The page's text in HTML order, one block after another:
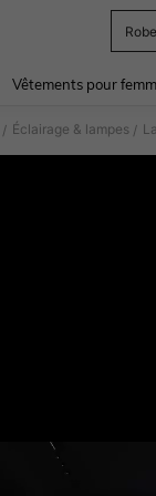
Robe
Vêtements pour
/ Éclairage & lampes /